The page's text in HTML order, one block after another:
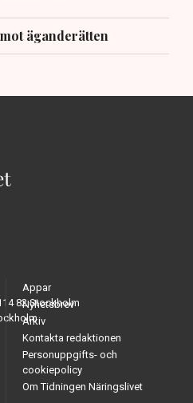
äganderätten
82 Stockholm
Appar
Nyhetsbrev
Arkiv
Kontakta redaktionen
Personuppgifts- och
cookiepolicy
Om Tidningen Näringslivet